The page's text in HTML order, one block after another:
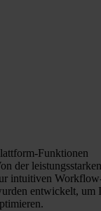
Funktionen
der
intuitiven
entwickelt, um